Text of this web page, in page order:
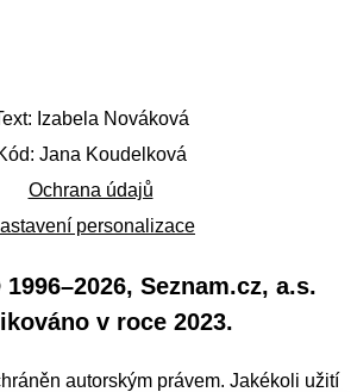
Izabela Nováková
Jana Koudelková
Ochrana údajů
personalizace
2026, Seznam.cz, a.s.
v roce 2023.
autorským právem. Jakékoli užití